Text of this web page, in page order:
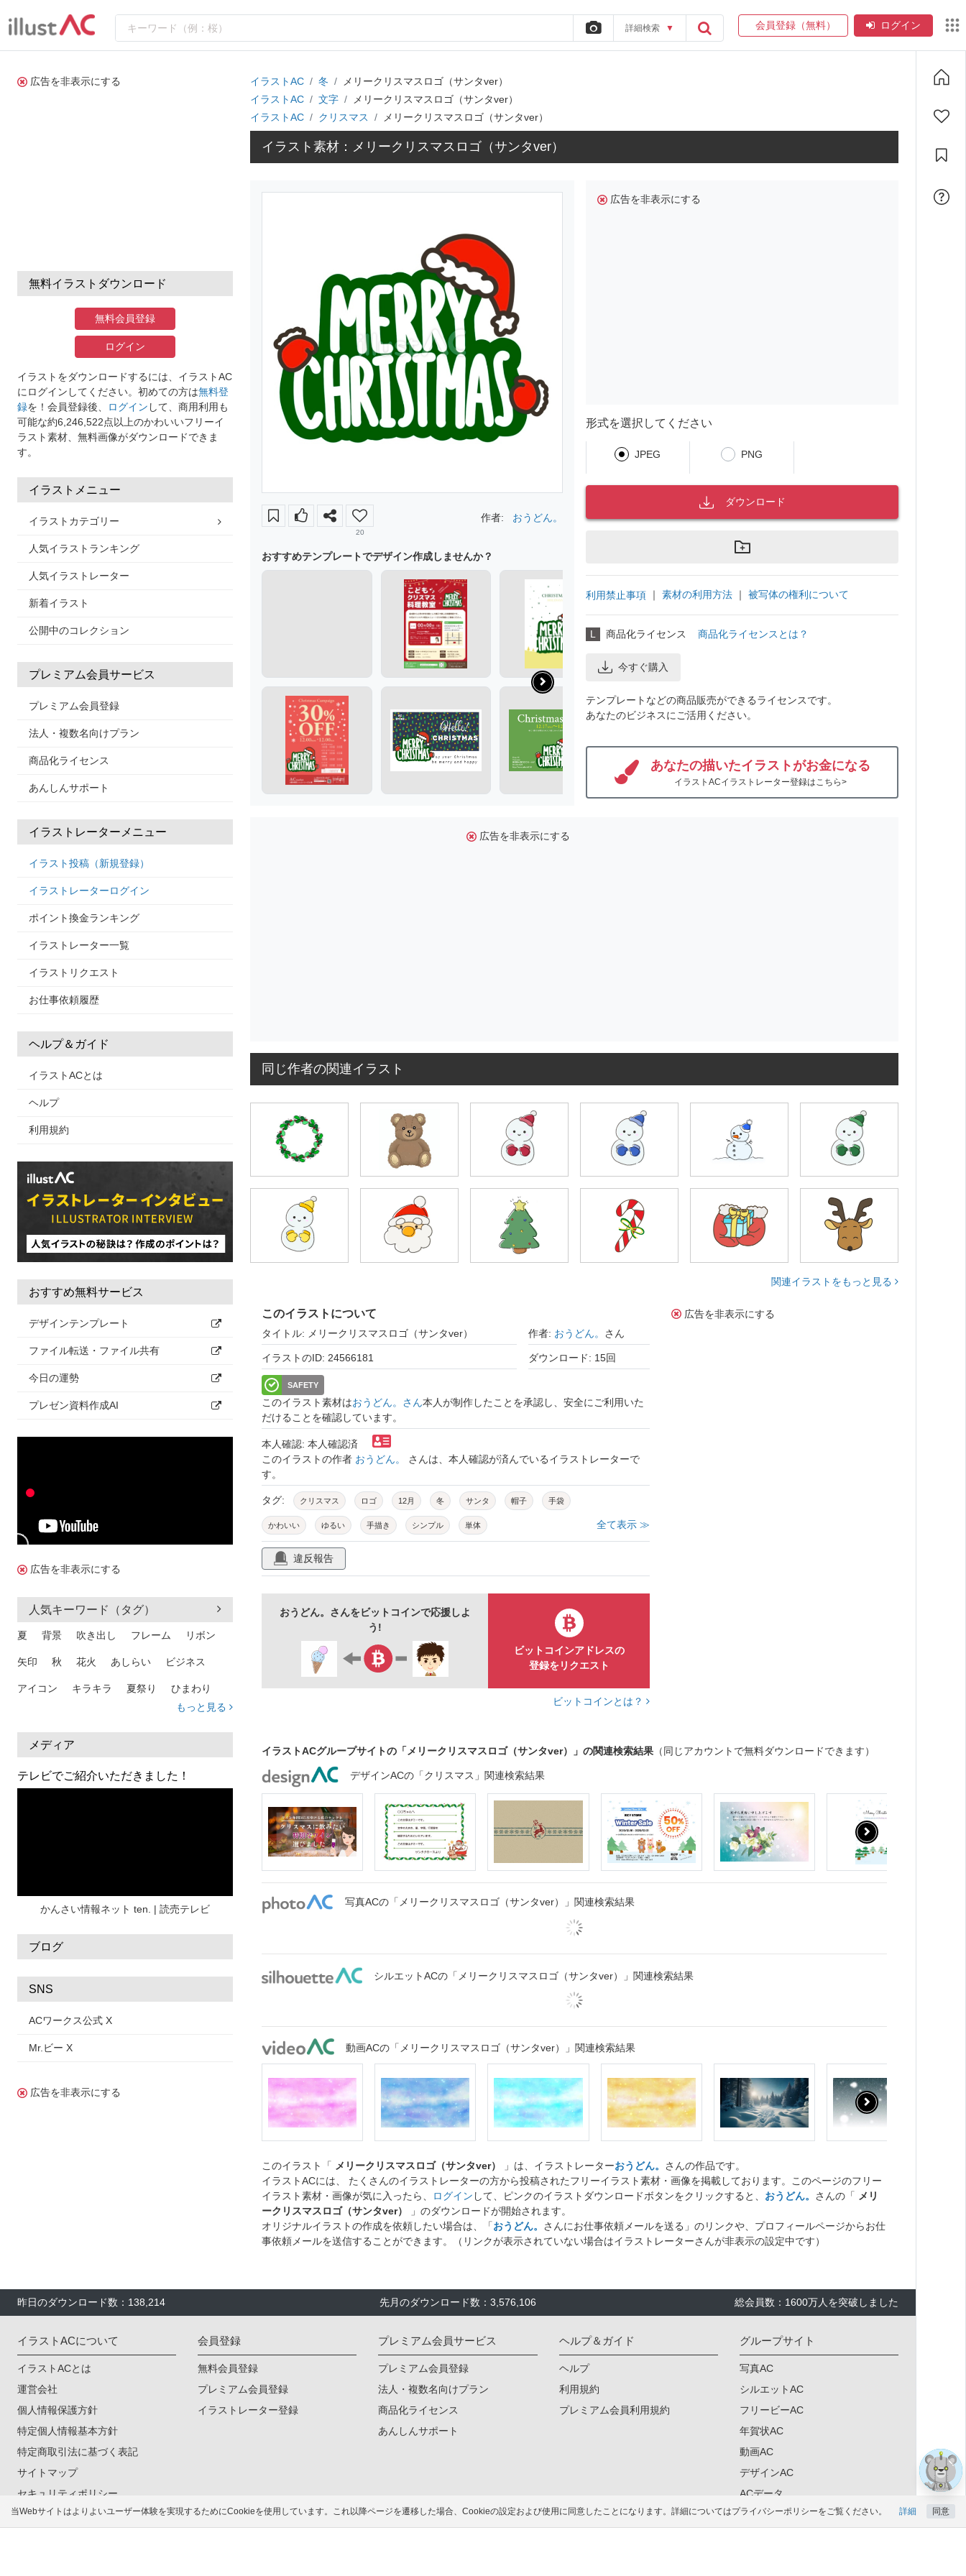
当Webサイトはよりよいユーザー体験を実現するためにCookieを使用しています。これ以降ページを遷移した場合、Cookieの設定および使用に同意したことになります。詳細についてはプライバシーポリシーをご覧ください。 詳細 同意
詳細検索 ▼ 会員登録（無料） ログイン
広告を非表示にする
無料イラストダウンロード
無料会員登録
ログイン
イラストをダウンロードするには、イラストAC
にログインしてください。初めての方は無料登
録を！会員登録後、 ログイン して、商用利用も
可能な約6,246,522点以上のかわいいフリーイ
ラスト素材、無料画像がダウンロードできま
す。
イラストメニュー
イラストカテゴリー
人気イラストランキング
人気イラストレーター
新着イラスト
公開中のコレクション
プレミアム会員サービス
プレミアム会員登録
法人・複数名向けプラン
商品化ライセンス
あんしんサポート
イラストレーターメニュー
イラスト投稿（新規登録）
イラストレーターログイン
ポイント換金ランキング
イラストレーター一覧
イラストリクエスト
お仕事依頼履歴
ヘルプ＆ガイド
イラストACとは
ヘルプ
利用規約
おすすめ無料サービス
デザインテンプレート
ファイル転送・ファイル共有
今日の運勢
プレゼン資料作成AI
広告を非表示にする
人気キーワード（タグ）
夏 背景 吹き出し フレーム リボン
矢印 秋 花火 あしらい ビジネス
アイコン キラキラ 夏祭り ひまわり
熱中症
人物 暑中見舞い
日本地図 海
もっと見る
メディア
テレビでご紹介いただきました！
かんさい情報ネット ten. | 読売テレビ
ブログ
SNS
ACワークス公式 X
Mr.ビー X
広告を非表示にする
イラストAC 冬
メリークリスマスロゴ（サンタver）
イラストAC
文字
メリークリスマスロゴ（サンタver）
イラストAC
クリスマス メリークリスマスロゴ（サンタver）
イラスト素材：メリークリスマスロゴ（サンタver）
20
作者: おうどん。
おすすめテンプレートでデザイン作成しませんか？
広告を非表示にする
形式を選択してください
JPEG PNG
ダウンロード
利用禁止事項 ｜ 素材の利用方法 ｜ 被写体の権利について
L 商品化ライセンス 商品化ライセンスとは？
今すぐ購入
テンプレートなどの商品販売ができるライセンスです。
あなたのビジネスにご活用ください。
あなたの描いたイラストがお金になる
イラストACイラストレーター登録はこちら>
広告を非表示にする
同じ作者の関連イラスト
関連イラストをもっと見る
このイラストについて
タイトル: メリークリスマスロゴ（サンタver） 作者: おうどん。 さん
イラストのID: 24566181 ダウンロード: 15回
SAFETY
このイラスト素材はおうどん。さん本人が制作したことを承認し、安全にご利用いた
だけることを確認しています。
本人確認: 本人確認済
このイラストの作者 おうどん。
さんは、本人確認が済んでいるイラストレーターで
す。
タグ: クリスマス ロゴ 12月 冬 サンタ 帽子 手袋
かわいい ゆるい 手描き シンプル 単体 全て表示 ≫
違反報告
おうどん。さんをビットコインで応援しよ
う!
ビットコインアドレスの
登録をリクエスト
ビットコインとは？
広告を非表示にする
イラストACグループサイトの「メリークリスマスロゴ（サンタver）」の関連検索結果 （同じアカウントで無料ダウンロードできます）
デザインACの「クリスマス」関連検索結果
写真ACの「メリークリスマスロゴ（サンタver）」関連検索結果
シルエットACの「メリークリスマスロゴ（サンタver）」関連検索結果
動画ACの「メリークリスマスロゴ（サンタver）」関連検索結果
このイラスト「 メリークリスマスロゴ（サンタver） 」は、イラストレーターおうどん。 さんの作品です。
イラストACには、 たくさんのイラストレーターの方から投稿されたフリーイラスト素材・画像を掲載しております。このページのフリー
イラスト素材・画像が気に入ったら、
ログイン して、ピンクのイラストダウンロードボタンをクリックすると、 おうどん。 さんの「 メリ
ークリスマスロゴ（サンタver）
」のダウンロードが開始されます。
オリジナルイラストの作成を依頼したい場合は、「おうどん。 さんにお仕事依頼メールを送る」のリンクや、プロフィールページからお仕
事依頼メールを送信することができます。（リンクが表示されていない場合はイラストレーターさんが非表示の設定中です）
昨日のダウンロード数：138,214 先月のダウンロード数：3,576,106 総会員数：1600万人を突破しました
イラストACについて
イラストACとは
運営会社
個人情報保護方針
特定個人情報基本方針
特定商取引法に基づく表記
サイトマップ
セキュリティポリシー
会員登録
無料会員登録
プレミアム会員登録
イラストレーター登録
プレミアム会員サービス
プレミアム会員登録
法人・複数名向けプラン
商品化ライセンス
あんしんサポート
ヘルプ＆ガイド
ヘルプ
利用規約
プレミアム会員利用規約
グループサイト
写真AC
シルエットAC
フリービーAC
年賀状AC
動画AC
デザインAC
ACデータ
明細AC